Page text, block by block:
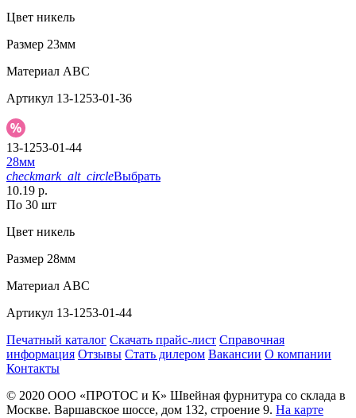
Цвет никель
Размер 23мм
Материал АВС
Артикул 13-1253-01-36
13-1253-01-44
28мм
checkmark_alt_circleВыбрать
10.19 р.
По 30 шт
Цвет никель
Размер 28мм
Материал АВС
Артикул 13-1253-01-44
Печатный каталог Скачать прайс-лист Справочная
информация Отзывы Стать дилером Вакансии О компании
Контакты
© 2020 ООО «ПРОТОС и К» Швейная фурнитура со склада в
Москве. Варшавское шоссе, дом 132, строение 9. На карте